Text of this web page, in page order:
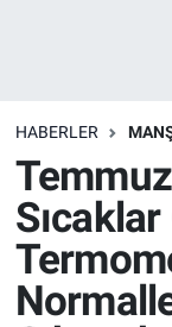
HABERLER
Köşe
Kültür
Manşet
Resmi